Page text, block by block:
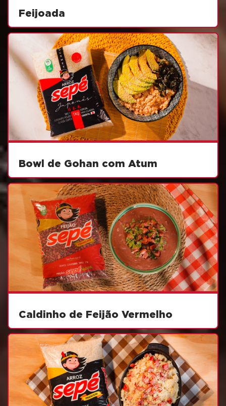
Feijoada
Bowl de Gohan com Atum
Caldinho de Feijão Vermelho